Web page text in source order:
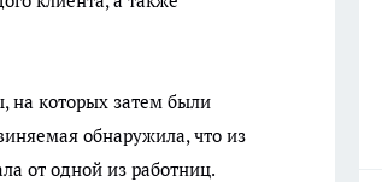
которых затем были
обнаружила, что из
от одной из работниц.